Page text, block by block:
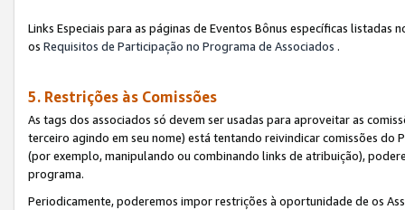
Links Especiais para as páginas de Eventos Bônus específicas listadas
os Requisitos de Participação no Programa de Associados .
5. Restrições às Comissões
As tags dos associados só devem ser usadas para aproveitar as
terceiro agindo em seu nome) está tentando reivindicar comissões
(por exemplo, manipulando ou combinando links de atribuição),
programa.
Periodicamente, poderemos impor restrições à oportunidade de os